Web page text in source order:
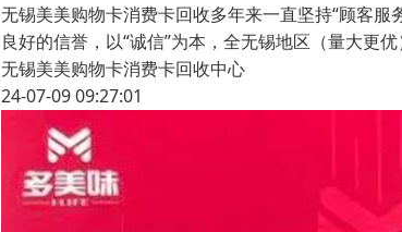
无锡美美购物卡消费卡回收多年来一直坚持“顾客
良好的信誉，以“诚信”为本，全无锡地区（量大更
无锡美美购物卡消费卡回收中心
24-07-09 09:27:01